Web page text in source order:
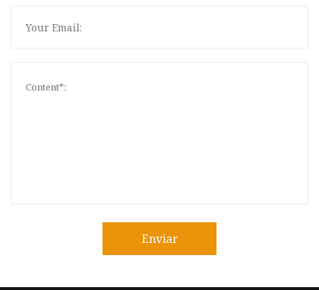
Enviar